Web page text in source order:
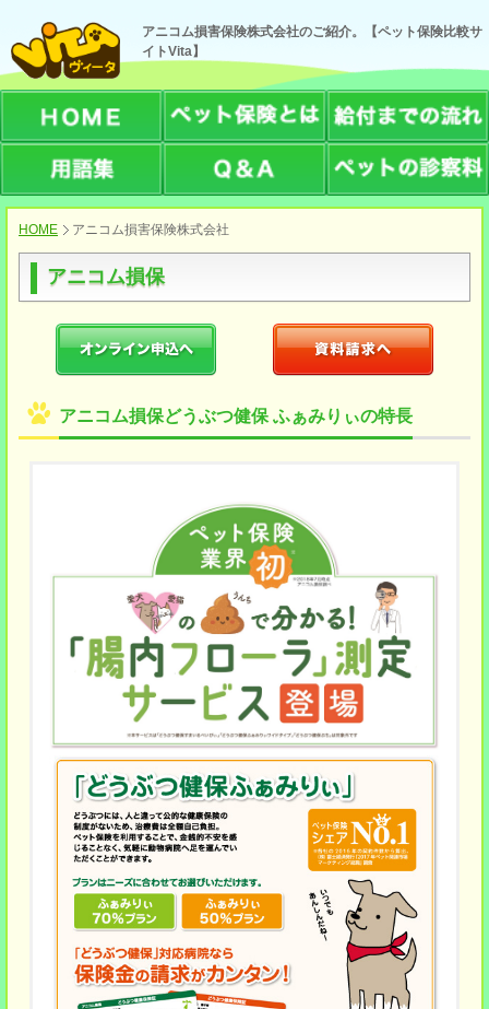
アニコム損害保険株式会社のご紹介。【ペット保険比較サ
イトVita】
HOME アニコム損害保険株式会社
アニコム損保
アニコム損保どうぶつ健保 ふぁみりぃの特長